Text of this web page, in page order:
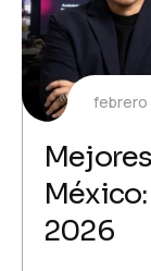
febrero
2026